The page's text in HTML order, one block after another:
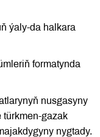
ýaly-da halkara
formatynda
nusgasyny
türkmen-gazak
nygtady.